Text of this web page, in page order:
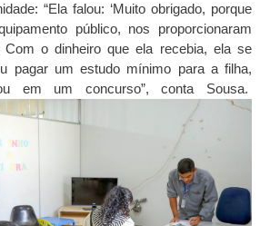
“Ela falou: ‘Muito obrigado, porque
público, nos proporcionaram
Com o dinheiro que ela recebia, ela se
pagar um estudo mínimo para a filha,
em um concurso”, conta Sousa.